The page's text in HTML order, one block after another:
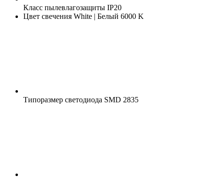
Класс пылевлагозащиты IP20
Цвет свечения White | Белый 6000 K
Типоразмер светодиода SMD 2835